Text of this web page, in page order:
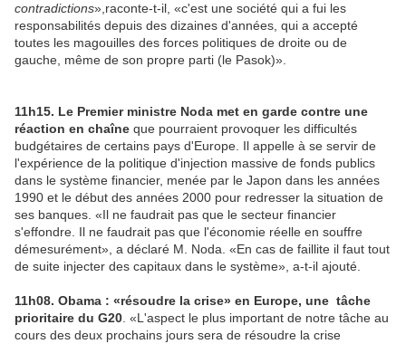
contradictions»,raconte-t-il, «c'est une société qui a fui les
responsabilités depuis des dizaines d'années, qui a accepté
toutes les magouilles des forces politiques de droite ou de
gauche, même de son propre parti (le Pasok)».
11h15. Le Premier ministre Noda met en garde contre une
réaction en chaîne que pourraient provoquer les difficultés
budgétaires de certains pays d'Europe. Il appelle à se servir de
l'expérience de la politique d'injection massive de fonds publics
dans le système financier, menée par le Japon dans les années
1990 et le début des années 2000 pour redresser la situation de
ses banques. «Il ne faudrait pas que le secteur financier
s'effondre. Il ne faudrait pas que l'économie réelle en souffre
démesurément», a déclaré M. Noda. «En cas de faillite il faut tout
de suite injecter des capitaux dans le système», a-t-il ajouté.
11h08. Obama : «résoudre la crise» en Europe, une tâche
prioritaire du G20. «L'aspect le plus important de notre tâche au
cours des deux prochains jours sera de résoudre la crise